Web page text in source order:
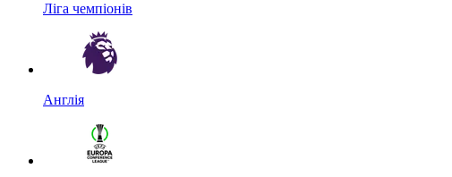
Ліга чемпіонів
Англія